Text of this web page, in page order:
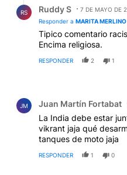
TODO EL MUNDO,
ENCERRARSE EN UN
GRANOS DE ARROZ
PURIFICADOS...¡LA
COSAS QUE HUELGA
ANDÁAAAAAAAAAAA
RS Ruddy S
7 DE MAYO DE
Responder a MARITA MERLINO
Tipico comentario
Encima religiosa.
RESPONDER 2 1
JM Juan Martín Fortabat
La India debe estar
vikrant jaja qué
tanques de moto jaja
RESPONDER 1 0